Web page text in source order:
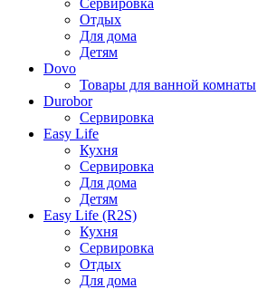
Сервировка
Отдых
Для дома
Детям
Dovo
Товары для ванной комнаты
Durobor
Сервировка
Easy Life
Кухня
Сервировка
Для дома
Детям
Easy Life (R2S)
Кухня
Сервировка
Отдых
Для дома